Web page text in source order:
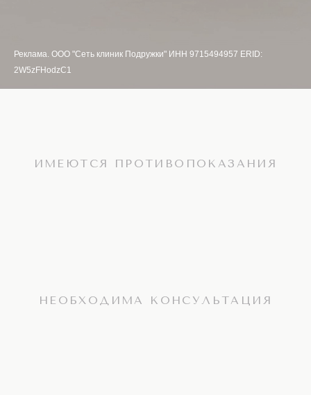
Реклама. ООО "Сеть клиник Подружки" ИНН 9715494957 ERID:
2W5zFHodzC1
ИМЕЮТСЯ ПРОТИВОПОКАЗАНИЯ
НЕОБХОДИМА КОНСУЛЬТАЦИЯ